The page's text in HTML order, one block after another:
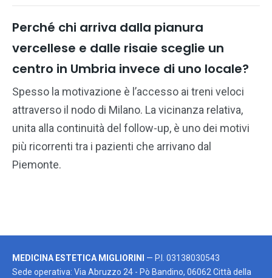
Perché chi arriva dalla pianura
vercellese e dalle risaie sceglie un
centro in Umbria invece di uno locale?
Spesso la motivazione è l’accesso ai treni veloci
attraverso il nodo di Milano. La vicinanza relativa,
unita alla continuità del follow-up, è uno dei motivi
più ricorrenti tra i pazienti che arrivano dal
Piemonte.
MEDICINA ESTETICA MIGLIORINI
— P.I. 03138030543
Sede operativa: Via Abruzzo 24 - Pò Bandino, 06062 Città della